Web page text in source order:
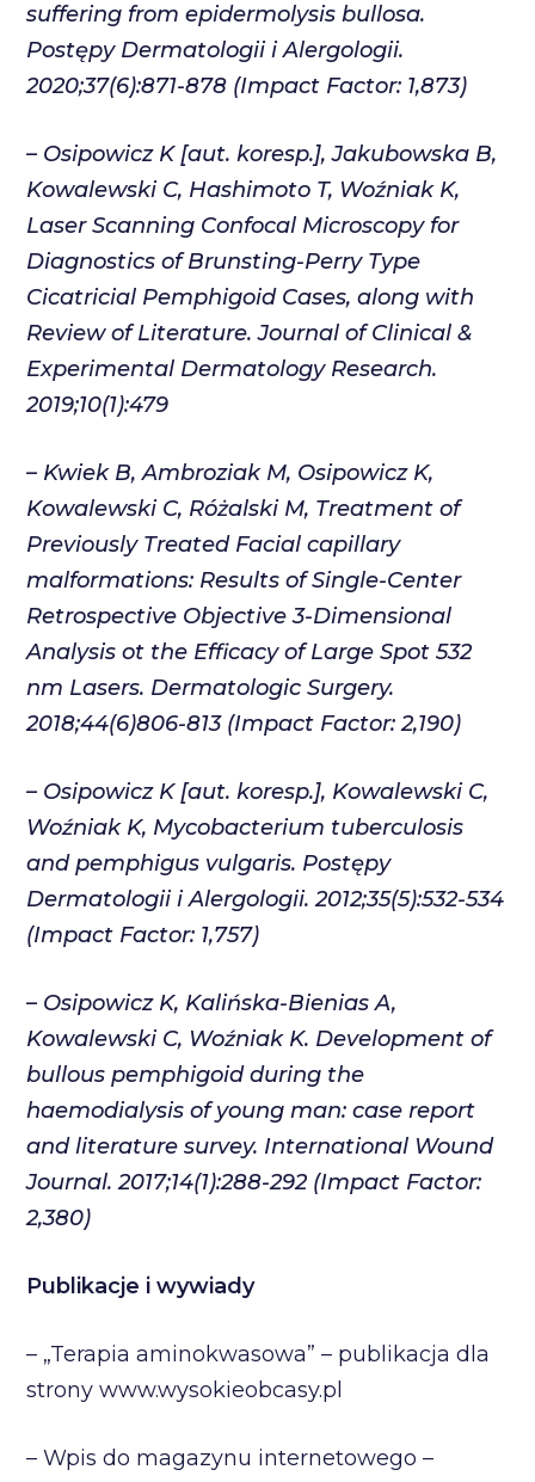
suffering from epidermolysis bullosa.
Postępy Dermatologii i Alergologii.
2020;37(6):871-878 (Impact Factor: 1,873)
– Osipowicz K[aut. koresp.], Jakubowska B,
Kowalewski C, Hashimoto T, Woźniak K,
Laser Scanning Confocal Microscopy for
Diagnostics of Brunsting-Perry Type
Cicatricial Pemphigoid Cases, along with
Review of Literature. Journal of Clinical &
Experimental Dermatology Research.
2019;10(1):479
– Kwiek B, Ambroziak M, Osipowicz K,
Kowalewski C, Różalski M, Treatment of
Previously Treated Facial capillary
malformations: Results of Single-Center
Retrospective Objective 3-Dimensional
Analysis ot the Efficacy of Large Spot 532
nm Lasers. Dermatologic Surgery.
2018;44(6)806-813 (Impact Factor: 2,190)
– Osipowicz K[aut. koresp.], Kowalewski C,
Woźniak K, Mycobacterium tuberculosis
and pemphigus vulgaris. Postępy
Dermatologii i Alergologii. 2012;35(5):532-534
(Impact Factor: 1,757)
– Osipowicz K, Kalińska-Bienias A,
Kowalewski C, Woźniak K. Development of
bullous pemphigoid during the
haemodialysis of young man: case report
and literature survey. International Wound
Journal. 2017;14(1):288-292 (Impact Factor:
2,380)
Publikacje i wywiady
– „Terapia aminokwasowa” – publikacja dla
strony www.wysokieobcasy.pl
– Wpis do magazynu internetowego –